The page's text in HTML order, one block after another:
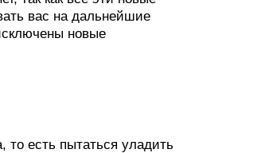
вас на дальнейшие
новые
то есть пытаться уладить